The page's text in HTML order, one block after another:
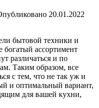
20.01.2022
бытовой техники и
богатый ассортимент
различаться и по
Таким образом, все
с тем, что не так уж и
и оптимальный вариант,
для вашей кухни,